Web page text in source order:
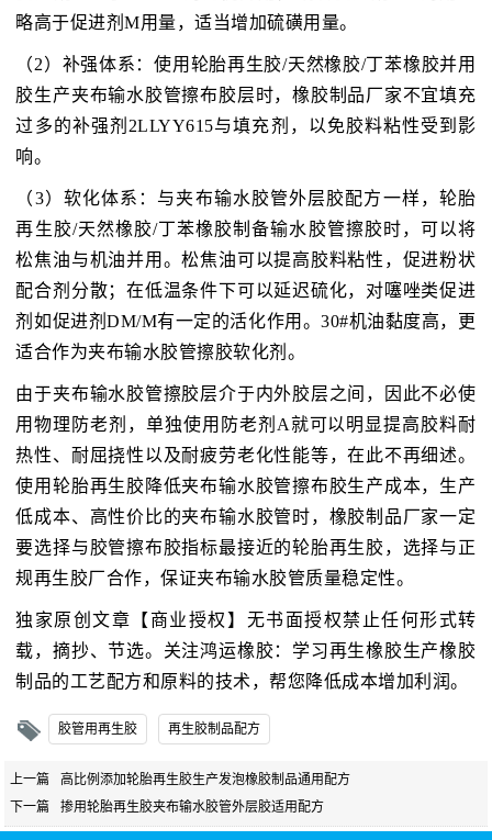
略高于促进剂M用量，适当增加硫磺用量。
（2）补强体系：使用轮胎再生胶/天然橡胶/丁苯橡胶并用
胶生产夹布输水胶管擦布胶层时，橡胶制品厂家不宜填充
过多的补强剂2LLYY615与填充剂，以免胶料粘性受到影
响。
（3）软化体系：与夹布输水胶管外层胶配方一样，轮胎
再生胶/天然橡胶/丁苯橡胶制备输水胶管擦胶时，可以将
松焦油与机油并用。松焦油可以提高胶料粘性，促进粉状
配合剂分散；在低温条件下可以延迟硫化，对噻唑类促进
剂如促进剂DM/M有一定的活化作用。30#机油黏度高，更
适合作为夹布输水胶管擦胶软化剂。
由于夹布输水胶管擦胶层介于内外胶层之间，因此不必使
用物理防老剂，单独使用防老剂A就可以明显提高胶料耐
热性、耐屈挠性以及耐疲劳老化性能等，在此不再细述。
使用轮胎再生胶降低夹布输水胶管擦布胶生产成本，生产
低成本、高性价比的夹布输水胶管时，橡胶制品厂家一定
要选择与胶管擦布胶指标最接近的轮胎再生胶，选择与正
规再生胶厂合作，保证夹布输水胶管质量稳定性。
独家原创文章【商业授权】无书面授权禁止任何形式转
载，摘抄、节选。关注鸿运橡胶：学习再生橡胶生产橡胶
制品的工艺配方和原料的技术，帮您降低成本增加利润。
胶管用再生胶 再生胶制品配方
上一篇
高比例添加轮胎再生胶生产发泡橡胶制品通用配方
下一篇
掺用轮胎再生胶夹布输水胶管外层胶适用配方